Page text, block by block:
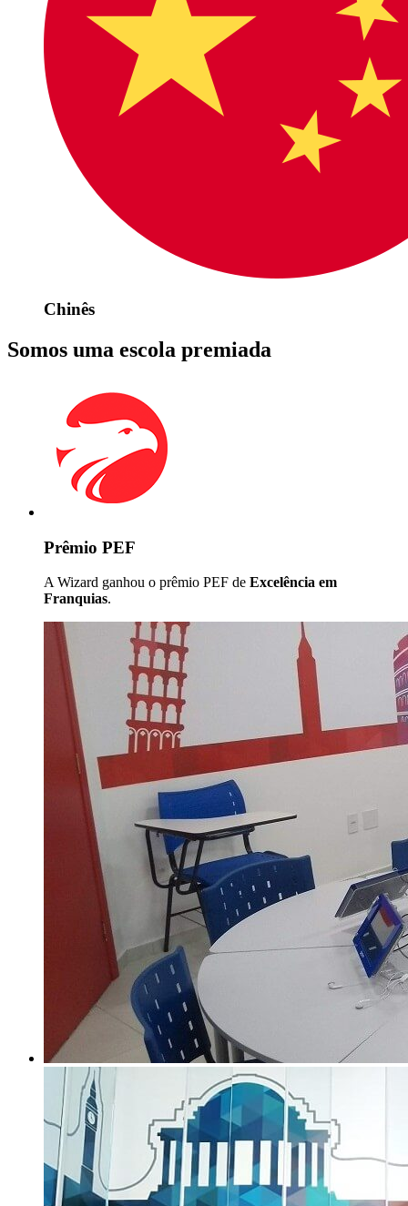
Chinês
Somos uma escola premiada
Prêmio PEF
A Wizard ganhou o prêmio PEF de Excelência em
Franquias.